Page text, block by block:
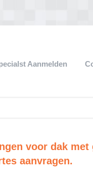
Aanmelden
voor dak met
aanvragen.